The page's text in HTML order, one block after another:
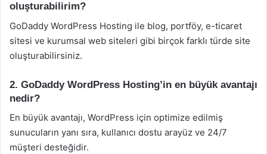
oluşturabilirim?
GoDaddy WordPress Hosting ile blog, portföy, e-ticaret
sitesi ve kurumsal web siteleri gibi birçok farklı türde site
oluşturabilirsiniz.
2. GoDaddy WordPress Hosting’in en büyük avantajı
nedir?
En büyük avantajı, WordPress için optimize edilmiş
sunucuların yanı sıra, kullanıcı dostu arayüz ve 24/7
müşteri desteğidir.